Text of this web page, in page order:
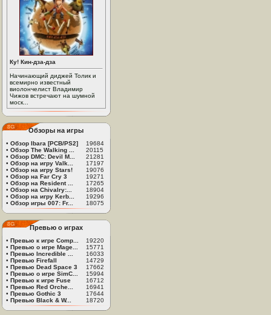
Ку! Кин-дза-дза
Начинающий диджей Толик и
всемирно известный
виолончелист Владимир
Чижов встречают на шумной
моск...
Обзоры на игры
• Обзор Ibara [PCB/PS2]
19684
• Обзор The Walking ...
20115
• Обзор DMC: Devil M...
21281
• Обзор на игру Valk...
17197
• Обзор на игру Stars!
19076
• Обзор на Far Cry 3
19271
• Обзор на Resident ...
17265
• Обзор на Chivalry:...
18904
• Обзор на игру Kerb...
19296
• Обзор игры 007: Fr... 18075
Превью о играх
• Превью к игре Comp...
19220
• Превью о игре Mage...
15771
• Превью Incredible ...
16033
• Превью Firefall
14729
• Превью Dead Space 3
17662
• Превью о игре SimC...
15994
• Превью к игре Fuse
16712
• Превью Red Orche...
16941
• Превью Gothic 3
17644
• Превью Black & W... 18720